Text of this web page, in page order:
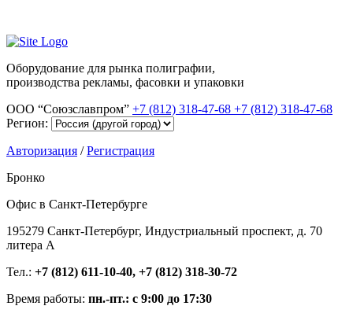
Оборудование для рынка полиграфии,
производства рекламы, фасовки и упаковки
ООО “Союзславпром” +7 (812) 318-47-68 +7 (812) 318-47-68
Регион:
Авторизация /Регистрация
Бронко
Офис в Санкт-Петербурге
195279 Санкт-Петербург, Индустриальный проспект, д. 70
литера А
Тел.: +7 (812) 611-10-40, +7 (812) 318-30-72
Время работы: пн.-пт.: с 9:00 до 17:30